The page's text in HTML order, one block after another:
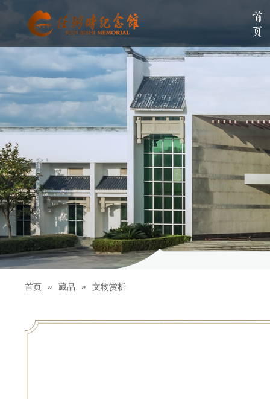
首页
单位简介 组织架构 伟
首页 » 藏品 » 文物赏析